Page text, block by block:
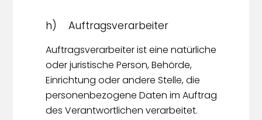
h) Auftragsverarbeiter
Auftragsverarbeiter ist eine natürliche
oder juristische Person, Behörde,
Einrichtung oder andere Stelle, die
personenbezogene Daten im Auftrag
des Verantwortlichen verarbeitet.